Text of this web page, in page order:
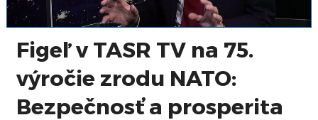
Figeľ v TASR TV na 75.
výročie zrodu NATO:
Bezpečnosť a prosperita